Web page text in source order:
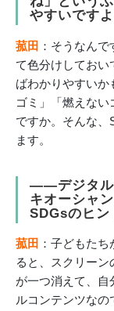
やすいですよ
菰田 ：そうなん
て色分けしておい
ばわかりやすいか
ゴミ」「燃えな
ですか。そんな
ます。
――デジタル
キオーシャ
SDGsのヒン
菰田 ：子どもた
ると、スクリーン
が一つ消えて、自
ルコンテンツなの